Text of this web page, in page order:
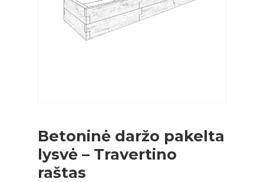
Betoninė daržo pakelta
lysvė – Travertino
raštas